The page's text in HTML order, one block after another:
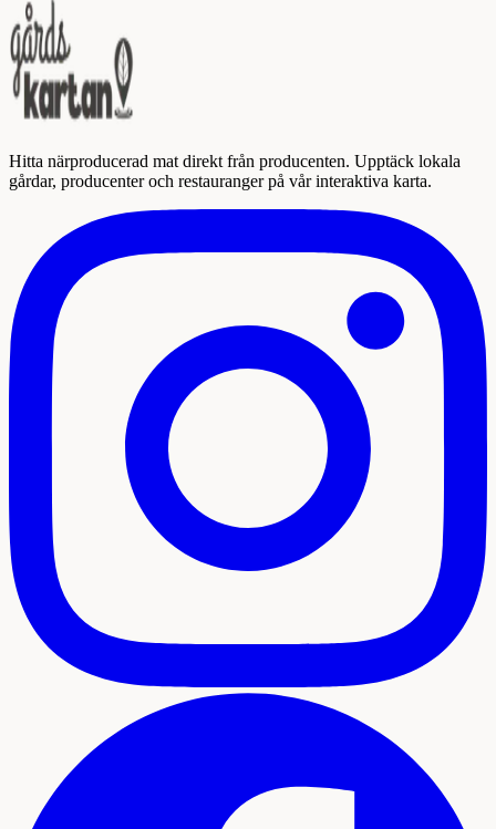
Hitta närproducerad mat direkt från producenten. Upptäck lokala
gårdar, producenter och restauranger på vår interaktiva karta.